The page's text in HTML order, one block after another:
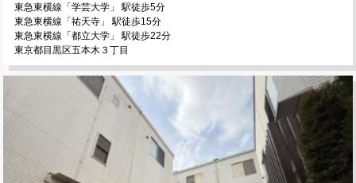
東急東横線「学芸大学」 駅徒歩5分
東急東横線「祐天寺」 駅徒歩15分
東急東横線「都立大学」 駅徒歩22分
東京都目黒区五本木３丁目